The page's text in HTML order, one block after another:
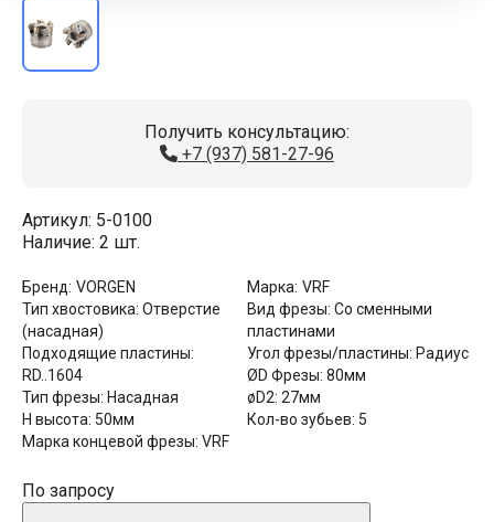
Получить консультацию:
+7 (937) 581-27-96
Артикул: 5-0100
Наличие: 2 шт.
Бренд: VORGEN Марка: VRF
Тип хвостовика: Отверстие
(насадная)
Вид фрезы: Со сменными
пластинами
Подходящие пластины:
RD..1604
Угол фрезы/пластины: Радиус
ØD Фрезы: 80мм
Тип фрезы: Насадная øD2: 27мм
Н высота: 50мм Кол-во зубьев: 5
Марка концевой фрезы: VRF
По запросу